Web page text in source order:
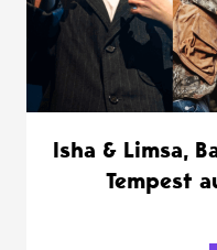
Isha & Limsa,
Tempest